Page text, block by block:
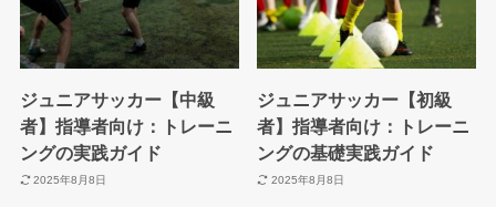
ジュニアサッカー【中級
者】指導者向け：トレーニ
ングの実践ガイド
2025年8月8日
ジュニアサッカー【初級
者】指導者向け：トレーニ
ングの基礎実践ガイド
2025年8月8日